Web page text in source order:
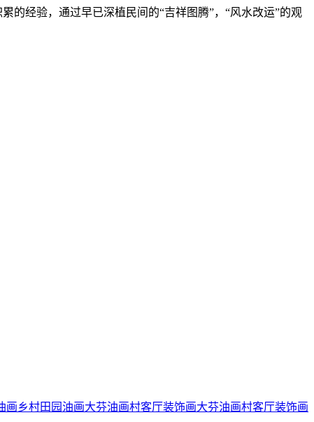
的经验，通过早已深植民间的“吉祥图腾”，“风水改运”的观
画乡村田园油画大芬油画村客厅装饰画大芬油画村客厅装饰画